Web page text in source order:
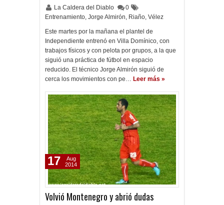
La Caldera del Diablo
0
Entrenamiento, Jorge Almirón, Riaño, Vélez
Este martes por la mañana el plantel de
Independiente entrenó en Villa Domínico, con
trabajos físicos y con pelota por grupos, a la que
siguió una práctica de fútbol en espacio
reducido. El técnico Jorge Almirón siguió de
cerca los movimientos con pe… Leer más »
Volvió Montenegro y abrió dudas
17
Aug
2014